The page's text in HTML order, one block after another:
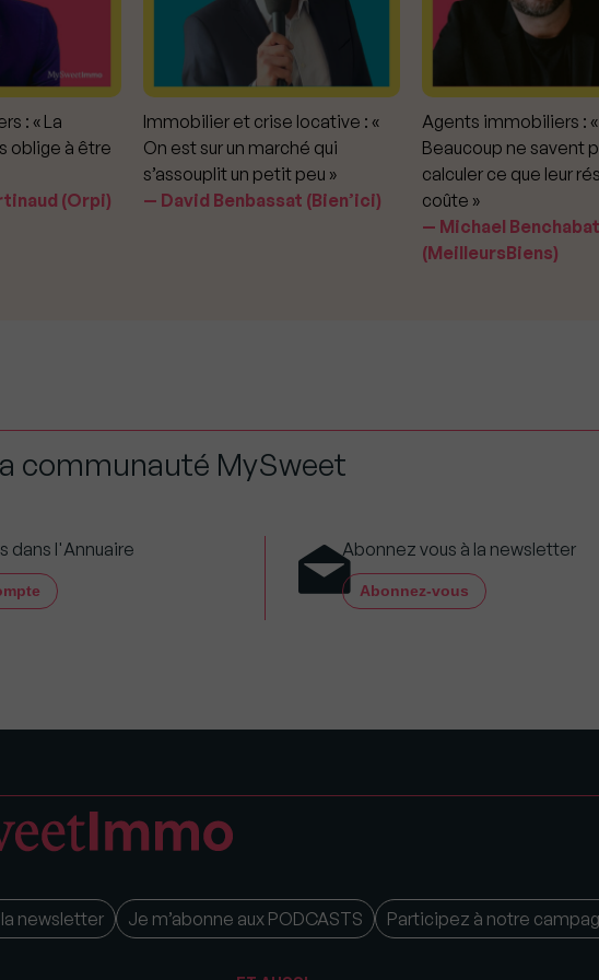
: « La
oblige à être
(Orpi)
Immobilier et crise locative : «
On est sur un marché qui
s’assouplit un petit peu »
David Benbassat (Bien’ici)
Agents immobiliers : «
Beaucoup ne savent
calculer ce que leur
coûte »
Michael Benchabat
(MeilleursBiens)
communauté MySweet
dans l'Annuaire Abonnez vous à la newsletter
Abonnez-vous
newsletter Je m’abonne aux PODCASTS Participez à notre